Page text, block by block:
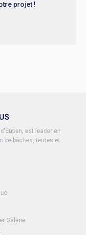
projet !
est leader en
de bâches, tentes et
Galerie